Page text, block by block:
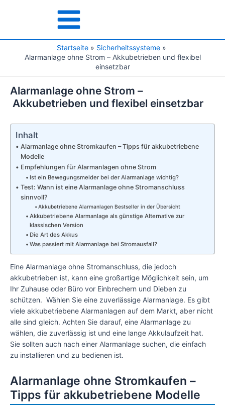
Main
Menu
Startseite
Sicherheitssysteme
Alarmanlage ohne Strom – Akkubetrieben und flexibel
einsetzbar
Alarmanlage ohne Strom –
Akkubetrieben und flexibel einsetzbar
Inhalt
Alarmanlage ohne Stromkaufen – Tipps für akkubetriebene
Modelle
Empfehlungen für Alarmanlagen ohne Strom
Ist ein Bewegungsmelder bei der Alarmanlage wichtig?
Test: Wann ist eine Alarmanlage ohne Stromanschluss
sinnvoll?
Akkubetriebene Alarmanlagen Bestseller in der Übersicht
Akkubetriebene Alarmanlage als günstige Alternative zur
klassischen Version
Die Art des Akkus
Was passiert mit Alarmanlage bei Stromausfall?
Eine Alarmanlage ohne Stromanschluss, die jedoch
akkubetrieben ist, kann eine großartige Möglichkeit sein, um
Ihr Zuhause oder Büro vor Einbrechern und Dieben zu
schützen. Wählen Sie eine zuverlässige Alarmanlage. Es gibt
viele akkubetriebene Alarmanlagen auf dem Markt, aber nicht
alle sind gleich. Achten Sie darauf, eine Alarmanlage zu
wählen, die zuverlässig ist und eine lange Akkulaufzeit hat.
Sie sollten auch nach einer Alarmanlage suchen, die einfach
zu installieren und zu bedienen ist.
Alarmanlage ohne Stromkaufen –
Tipps für akkubetriebene Modelle